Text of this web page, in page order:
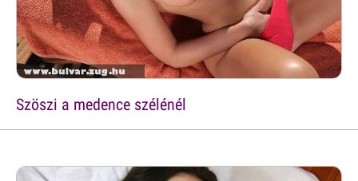
Szöszi a medence szélénél